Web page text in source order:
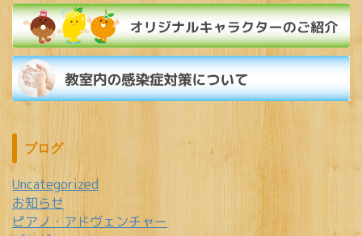
ブログ
Uncategorized
お知らせ
ピアノ・アドヴェンチャー